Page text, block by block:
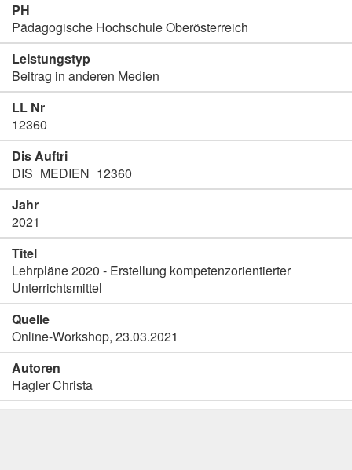
PH
Pädagogische Hochschule Oberösterreich
Leistungstyp
Beitrag in anderen Medien
LL Nr
12360
Dis Auftri
DIS_MEDIEN_12360
Jahr
2021
Titel
Lehrpläne 2020 - Erstellung kompetenzorientierter
Unterrichtsmittel
Quelle
Online-Workshop, 23.03.2021
Autoren
Hagler Christa